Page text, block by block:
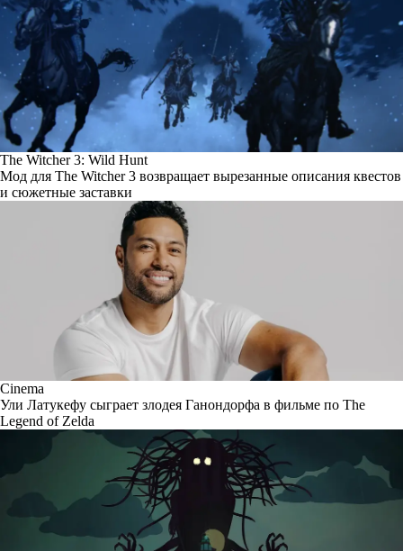
The Witcher 3: Wild Hunt
Мод для The Witcher 3 возвращает вырезанные описания квестов
и сюжетные заставки
Cinema
Ули Латукефу сыграет злодея Ганондорфа в фильме по The
Legend of Zelda